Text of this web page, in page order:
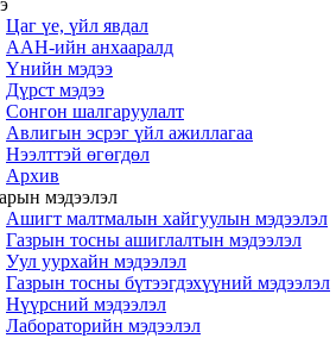
Цаг үе, үйл явдал
ААН-ийн анхааралд
Үнийн мэдээ
Дүрст мэдээ
Сонгон шалгаруулалт
Авлигын эсрэг үйл ажиллагаа
Нээлттэй өгөгдөл
Архив
мэдээлэл
Ашигт малтмалын хайгуулын мэдээлэл
Газрын тосны ашиглалтын мэдээлэл
Уул уурхайн мэдээлэл
Газрын тосны бүтээгдэхүүний мэдээлэл
Нүүрсний мэдээлэл
Лабораторийн мэдээлэл